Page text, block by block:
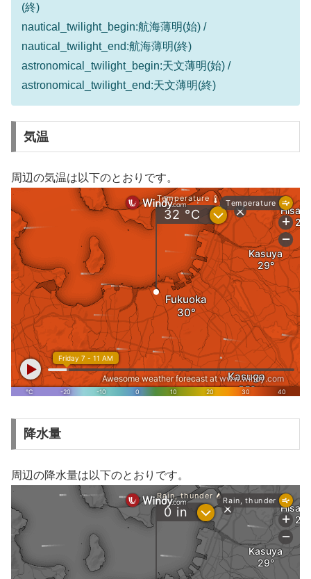
(終)
nautical_twilight_begin:航海薄明(始) /
nautical_twilight_end:航海薄明(終)
astronomical_twilight_begin:天文薄明(始) /
astronomical_twilight_end:天文薄明(終)
気温
周辺の気温は以下のとおりです。
降水量
周辺の降水量は以下のとおりです。